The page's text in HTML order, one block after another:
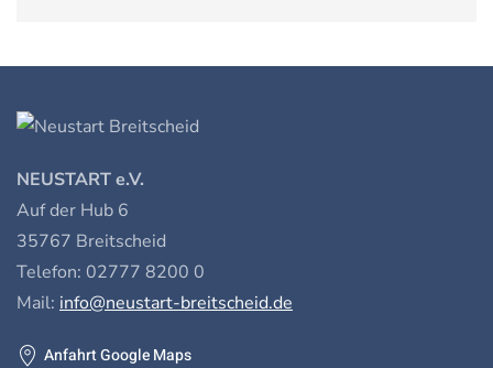
NEUSTART e.V.
Auf der Hub 6
35767 Breitscheid
Telefon: 02777 8200 0
Mail: info@neustart-breitscheid.de
Anfahrt Google Maps